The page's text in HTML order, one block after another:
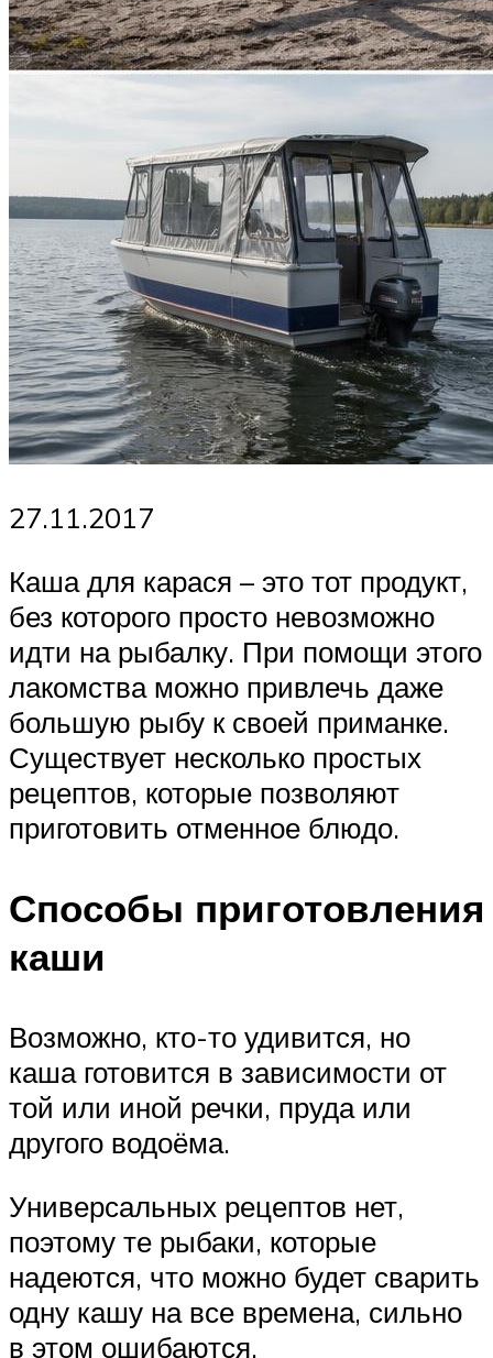
27.11.2017
Каша для карася – это тот продукт,
без которого просто невозможно
идти на рыбалку. При помощи этого
лакомства можно привлечь даже
большую рыбу к своей приманке.
Существует несколько простых
рецептов, которые позволяют
приготовить отменное блюдо.
Способы приготовления
каши
Возможно, кто-то удивится, но
каша готовится в зависимости от
той или иной речки, пруда или
другого водоёма.
Универсальных рецептов нет,
поэтому те рыбаки, которые
надеются, что можно будет сварить
одну кашу на все времена, сильно
в этом ошибаются.